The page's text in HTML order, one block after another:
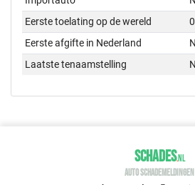
Eerste toelating op de wereld
Eerste afgifte in Nederland
Laatste tenaamstelling
SCHADES.NL
AUTO SCHADEMELDINGEN